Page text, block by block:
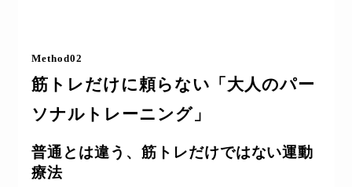
Method02
筋トレだけに頼らない「大人のパー
ソナルトレーニング」
普通とは違う、筋トレだけではない運動
療法